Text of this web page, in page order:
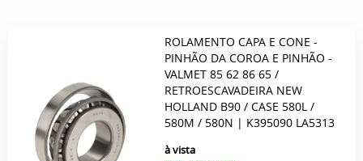
ROLAMENTO CAPA E CONE -
PINHÃO DA COROA E PINHÃO -
VALMET 85 62 86 65 /
RETROESCAVADEIRA NEW
HOLLAND B90 / CASE 580L /
580M / 580N | K395090 LA5313
à vista